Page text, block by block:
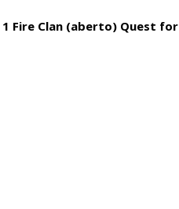
1 Fire Clan (aberto) Quest for